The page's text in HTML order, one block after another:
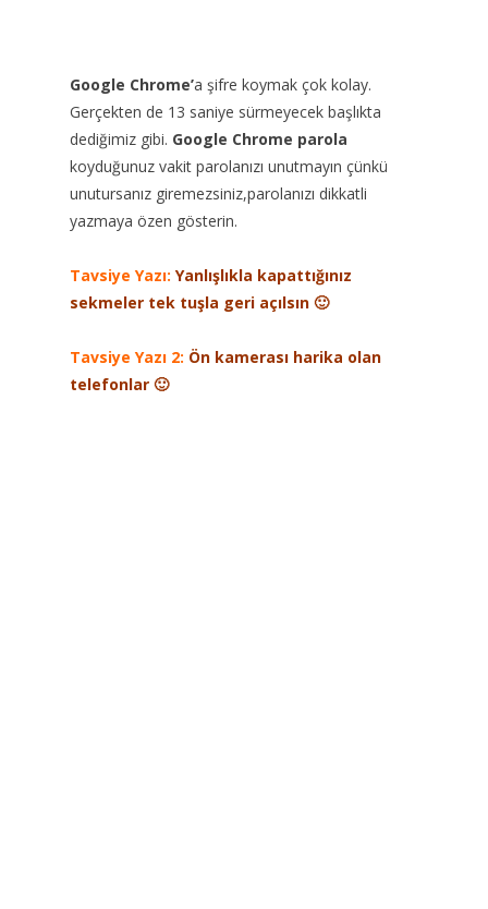
Google Chrome’a şifre koymak çok kolay.
Gerçekten de 13 saniye sürmeyecek başlıkta
dediğimiz gibi. Google Chrome parola
koyduğunuz vakit parolanızı unutmayın çünkü
unutursanız giremezsiniz,parolanızı dikkatli
yazmaya özen gösterin.
Tavsiye Yazı: Yanlışlıkla kapattığınız
sekmeler tek tuşla geri açılsın 🙂
Tavsiye Yazı 2: Ön kamerası harika olan
telefonlar 🙂